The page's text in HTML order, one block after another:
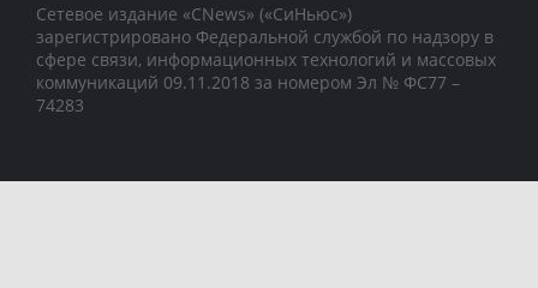
Сетевое издание «CNews» («СиНьюс»)
зарегистрировано Федеральной службой по надзору в
сфере связи, информационных технологий и массовых
коммуникаций 09.11.2018 за номером Эл № ФС77 –
74283